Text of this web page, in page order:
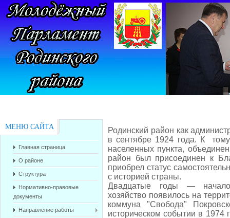
МЕНЮ САЙТА
Главная страница
О районе
Структура
Нормативно-правовые
документы
Направление работы
Родинский район как
в сентябре 1924 года. К
населенных пункта,
район был присоединен к
приобрел статус
с историей страны.
Двадцатые годы — начало
хозяйство появилось на
коммуна "Свобода"
историческом событии в 1974